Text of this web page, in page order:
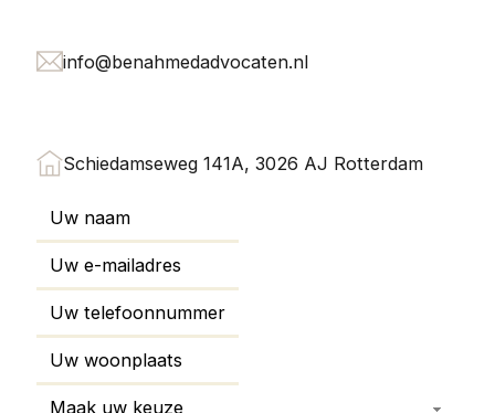
info@benahmedadvocaten.nl
Schiedamseweg 141A, 3026 AJ Rotterdam